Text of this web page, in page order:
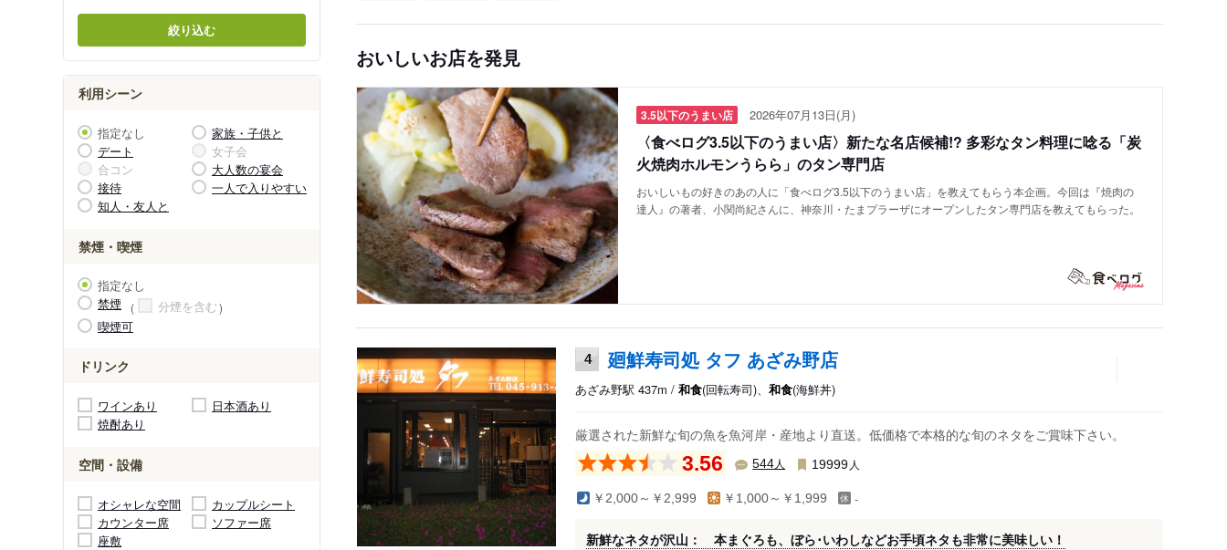
絞り込む
利用シーン
指定なし
家族・子供と
デート
女子会
合コン
大人数の宴会
接待
一人で入りやすい
知人・友人と
禁煙・喫煙
指定なし
禁煙
分煙を含む
喫煙可
ドリンク
ワインあり
日本酒あり
焼酎あり
空間・設備
オシャレな空間
カップルシート
カウンター席
ソファー席
座敷
おいしいお店を発見
3.5以下のうまい店 2026年07月13日(月)
〈食べログ3.5以下のうまい店〉新たな名店候補!? 多彩なタン料理に唸る「炭
火焼肉ホルモンうらら」のタン専門店
おいしいもの好きのあの人に「食べログ3.5以下のうまい店」を教えてもらう本企画。今回は『焼肉の
達人』の著者、小関尚紀さんに、神奈川・たまプラーザにオープンしたタン専門店を教えてもらった。
4 廻鮮寿司処 タフ あざみ野店
あざみ野駅 437m / 和食(回転寿司)、 和食(海鮮丼)
厳選された新鮮な旬の魚を魚河岸・産地より直送。低価格で本格的な旬のネタをご賞味下さい。
3.56 544人 19999 人
￥2,000～￥2,999 ￥1,000～￥1,999 -
新鮮なネタが沢山： 本まぐろも、ぼら･いわしなどお手頃ネタも非常に美味しい！